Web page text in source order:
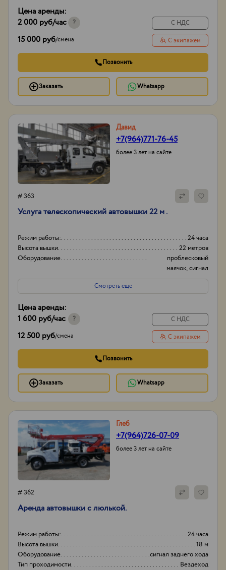
Тип проходимости
Вездеход
Цена аренды:
2 000 руб/час ?
15 000 руб/смена
С НДС
С экипажем
Позвонить
Заказать Whatsapp
Давид
+7(964)771-76-45
более 3 лет на сайте
# 363
Услуга телескопический автовышки 22 м .
Режим работы:
24 часа
Высота вышки
22 метров
Оборудование
проблесковый
маячок, сигнал
заднего хода
Смотреть еще
Цена аренды:
1 600 руб/час ?
12 500 руб/смена
С НДС
С экипажем
Позвонить
Заказать Whatsapp
Глеб
+7(964)726-07-09
более 3 лет на сайте
# 362
Аренда автовышки с люлькой.
Режим работы:
24 часа
Высота вышки
18 м
Оборудование
сигнал заднего хода
Тип проходимости
Вездеход